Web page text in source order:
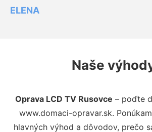
ELENA
Naše
Oprava LCD TV Rusovce – poďte
www.domaci-opravar.sk.
hlavných výhod a dôvodov, prečo